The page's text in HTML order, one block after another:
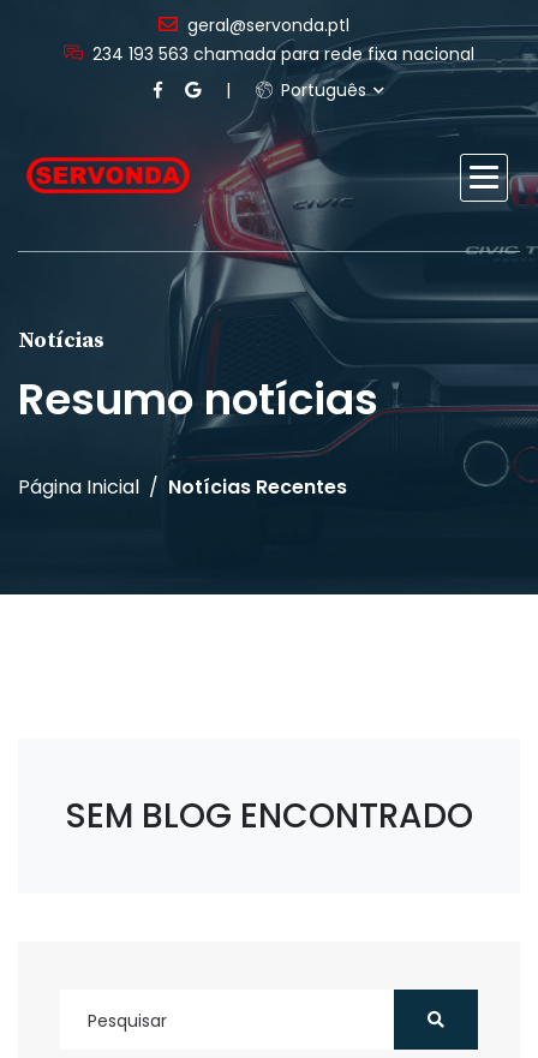
geral@servonda.ptl
234 193 563 chamada para rede fixa nacional
Português
Notícias
Resumo notícias
Página Inicial Notícias Recentes
SEM BLOG ENCONTRADO